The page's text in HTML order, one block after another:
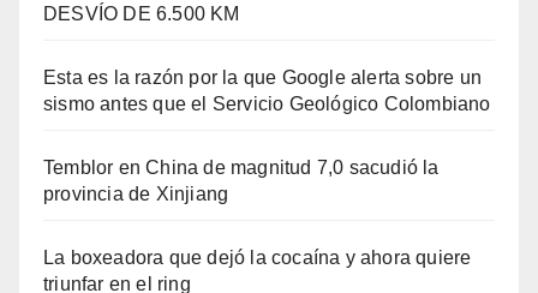
DESVÍO DE 6.500 KM
Esta es la razón por la que Google alerta sobre un
sismo antes que el Servicio Geológico Colombiano
Temblor en China de magnitud 7,0 sacudió la
provincia de Xinjiang
La boxeadora que dejó la cocaína y ahora quiere
triunfar en el ring​